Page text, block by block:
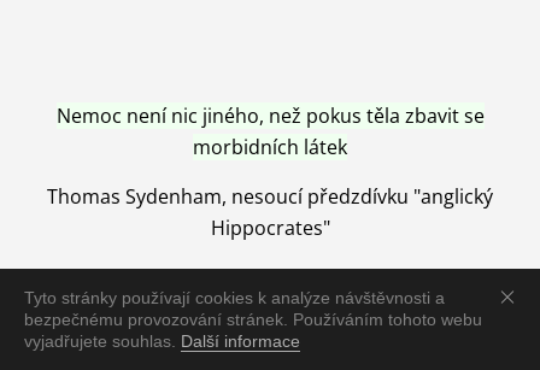
Tyto stránky používají cookies k analýze návštěvnosti a
bezpečnému provozování stránek. Používáním tohoto webu
vyjadřujete souhlas. Další informace
Nemoc není nic jiného, než pokus těla zbavit se
morbidních látek
Thomas Sydenham, nesoucí předzdívku "anglický
Hippocrates"
Nemoc je vyléčena jen pomocí Přírody, neutralizací a